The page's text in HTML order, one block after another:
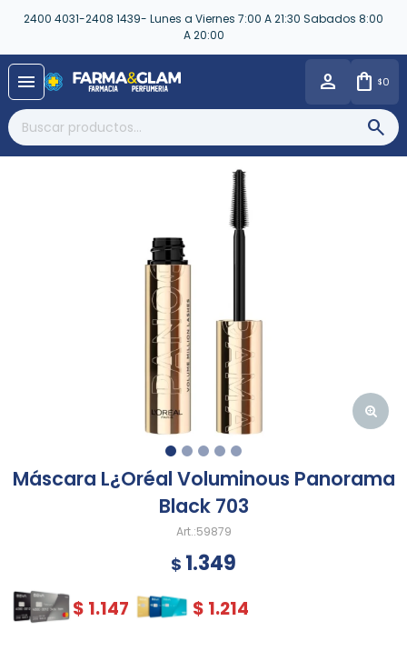
2400 4031-2408 1439- Lunes a Viernes 7:00 A 21:30 Sabados 8:00
A 20:00
menu $0
Máscara L¿Oréal Voluminous Panorama
Black 703
59879
$ 1.349
$ 1.147 $ 1.214